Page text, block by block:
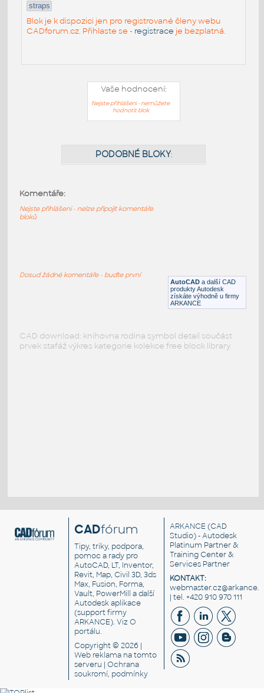
straps
Blok je k dispozici jen pro registrované členy webu
CADforum.cz. Přihlaste se - registrace je bezplatná.
Vaše hodnocení:
Nejste přihlášeni - nemůžete
hodnotit blok
AutoCAD a další CAD
produkty Autodesk
získáte výhodně u firmy
ARKANCE
Komentáře:
Nejste přihlášeni - nelze připojit komentáře
bloků
Dosud žádné komentáře - buďte první
CAD download: knihovna rodina symbol detail součást
prvek stafáž výkres kategorie kolekce free block library
CADfórum
Tipy, triky, podpora,
pomoc a rady pro
AutoCAD, LT, Inventor,
Revit, Map, Civil 3D, 3ds
Max, Fusion, Forma,
Vault, PowerMill a další
Autodesk aplikace
(support firmy
ARKANCE). VizO
portálu.
Copyright © 2026 |
Web reklama na tomto
serveru |Ochrana
soukromí, podmínky
ARKANCE (CAD
Studio) - Autodesk
Platinum Partner &
Training Center &
Services Partner
KONTAKT:
| tel. +420 910 970 111